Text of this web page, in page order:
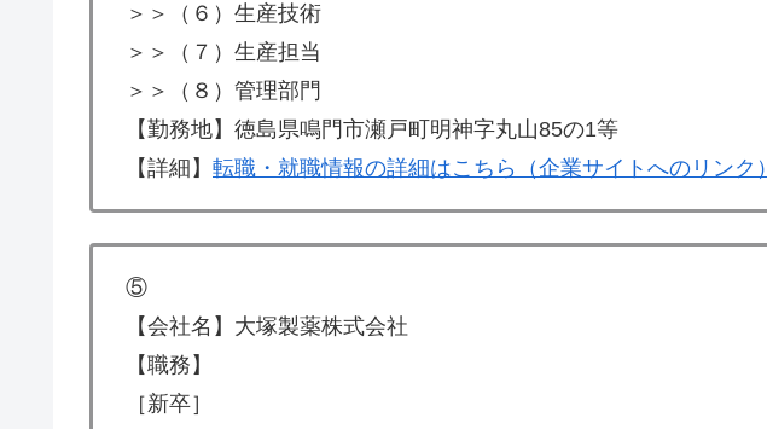
＞＞（６）生産技術
＞＞（７）生産担当
＞＞（８）管理部門
【勤務地】徳島県鳴門市瀬戸町明神字丸山85の1等
【詳細】 転職・就職情報の詳細はこちら（企業サイトへのリンク）
⑤
【会社名】大塚製薬株式会社
【職務】
［新卒］